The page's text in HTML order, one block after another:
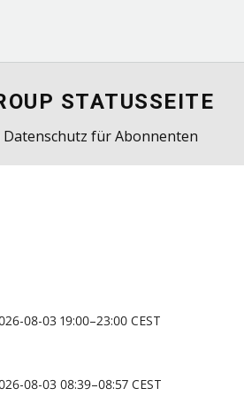
STATUSSEITE
Datenschutz für Abonnenten
08-03 19:00–23:00 CEST
08-03 08:39–08:57 CEST